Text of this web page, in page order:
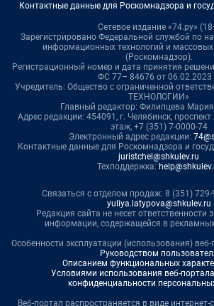
Контактные данные для Роскомнадзора и
Сетевое издание «74.ру»
Зарегистрировано Федеральной службой по
информационных технологий и
(Роскомнадзор).
Регистрационный номер и дата принятия
ФС 77– 84676 от 06.02.2023
Учредитель: Общество с ограниченной
ТЕХНОЛОГИИ»
Главный редактор: Филипцева Мария
Адрес редакции: 454091, г. Челябинск,
этаж, +7 (351) 7-0000-74
Электронный адрес редакции:
Контактные данные для Роскомнадзора и
juristchel@shkulev.ru
Техподдержка:
Связаться с отделом продаж: 8 (351) 729-
yuliya.latypova@shkulev.ru
Редакция сайта не несет ответственности
информации, содержащейся в
Особенности эксплуатации (использования)
Руководством
Описанием функциональных
Условиями использования веб-
конфиденциальности
Веб-портал распространяется в виде